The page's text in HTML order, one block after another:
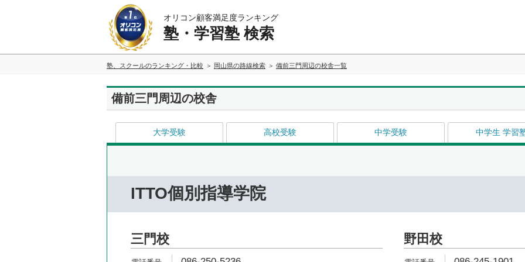
オリコン顧客満足度ランキング
塾・学習塾 検索
塾、スクールのランキング・比較 岡山県の路線検索 備前三門周辺の校舎一覧
備前三門周辺の校舎
大学受験 高校受験 中学受験 中学生 学習
ITTO個別指導学院
三門校 野田校